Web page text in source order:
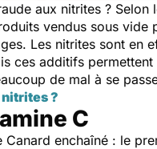
aux nitrites ? Selon
vendus sous vide
Les nitrites sont en
ces additifs
de mal à se
?
C
Canard enchaîné : le